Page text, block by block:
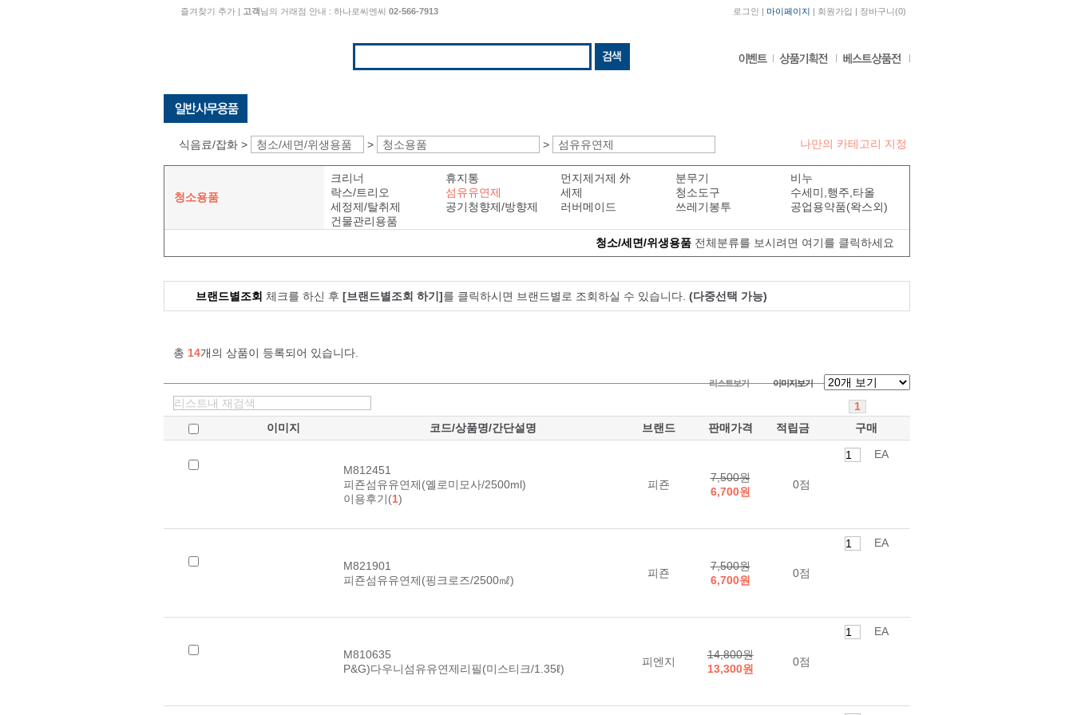
즐겨찾기 추가| 고객님의 거래점 안내 : 하나로씨엔씨 02-566-7913 로그인 | 마이페이지 | 회원가입 | 장바구니(0)
식음료/잡화 > 청소/세면/위생용품 > 청소용품 > 섬유유연제 나만의 카테고리 지정
청소용품
크리너 휴지통 먼지제거제 外 분무기
비누
락스/트리오
섬유유연제 세제 청소도구
수세미,행주,타올
세정제/탈취제
공기청향제/방향제 러버메이드 쓰레기봉투
공업용약품(왁스외)
건물관리용품
청소/세면/위생용품전체분류를 보시려면 여기를 클릭하세요
브랜드별조회 체크를 하신 후 [브랜드별조회 하기]를 클릭하시면 브랜드별로 조회하실 수 있습니다. (다중선택 가능)
총 14개의 상품이 등록되어 있습니다.
리스트보기 이미지보기
1
이미지
코드/상품명/간단설명 브랜드 판매가격 적립금 구매
M812451
피죤섬유유연제(옐로미모사/2500ml)
이용후기(1)
피죤
7,500원
6,700원
0점
EA
M821901
피죤섬유유연제(핑크로즈/2500㎖)
피죤
7,500원
6,700원
0점
EA
M810635
P&G)다우니섬유유연제리필(미스티크/1.35ℓ)
피엔지
14,800원
13,300원
0점
EA